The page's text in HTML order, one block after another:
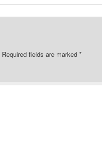
Required fields are marked*